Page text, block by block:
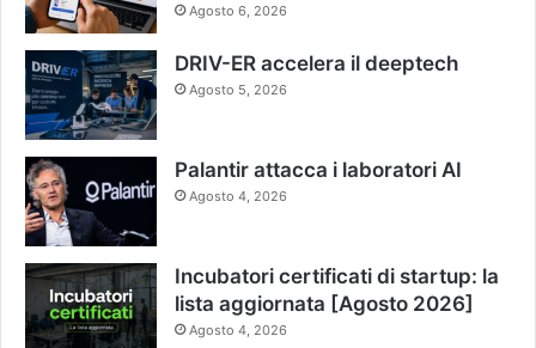
Agosto 6, 2026
DRIV-ER accelera il deeptech
Agosto 5, 2026
Palantir attacca i laboratori AI
Agosto 4, 2026
Incubatori certificati di startup: la
lista aggiornata [Agosto 2026]
Agosto 4, 2026